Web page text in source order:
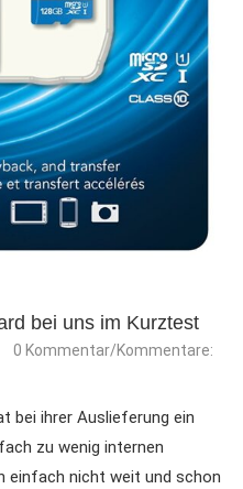
bei uns im Kurztest
0 Kommentar/Kommentare:
bei ihrer Auslieferung ein
zu wenig internen
einfach nicht weit und schon